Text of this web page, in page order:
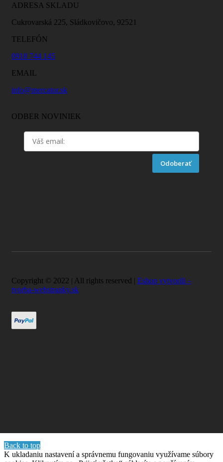
ADRESA SKLADU
Cukrovarská 225, Sládkovičovo, 92521
TELEFÓN
0918 744 145
EMAIL
info@mercator.sk
ODBER NOVINIEK
Odoberať
Copyright © 2022 | All rights reserved | Eshop vytvorili –
tvorba-webstranky.sk
Back to top
K ukladaniu nastavení a správnemu fungovaniu využívame súbory